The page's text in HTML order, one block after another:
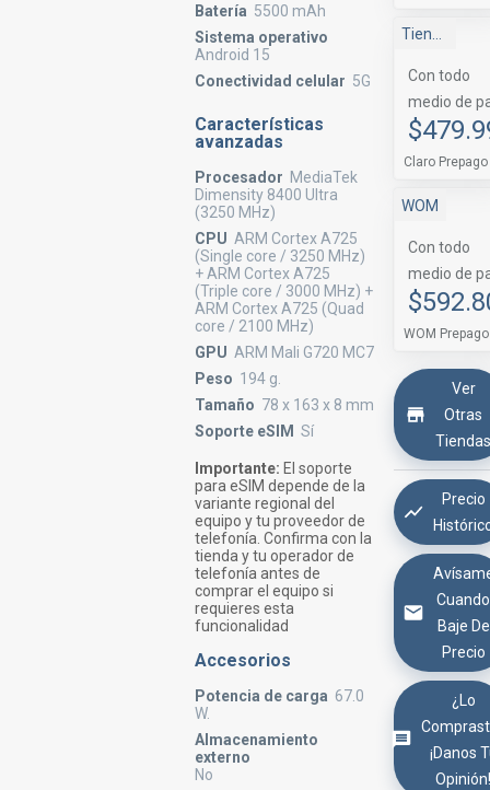
Batería 5500 mAh
Sistema operativo
Android 15
Conectividad celular 5G
Características
avanzadas
Procesador MediaTek
Dimensity 8400 Ultra
(3250 MHz)
CPU ARM Cortex A725
(Single core / 3250 MHz)
+ ARM Cortex A725
(Triple core / 3000 MHz) +
ARM Cortex A725 (Quad
core / 2100 MHz)
GPU ARM Mali G720 MC7
Peso 194 g.
Tamaño 78 x 163 x 8 mm
Soporte eSIM Sí
Importante: El soporte
para eSIM depende de la
variante regional del
equipo y tu proveedor de
telefonía. Confirma con la
tienda y tu operador de
telefonía antes de
comprar el equipo si
requieres esta
funcionalidad
Accesorios
Potencia de carga 67.0
W.
Almacenamiento
externo
No
Con todo
medio de
Claro Prepago
WOM
Con todo
medio de
WOM Prepago
Ver
Otras
Precio
Cuando
Baje De
Precio
¿Lo
¡Danos